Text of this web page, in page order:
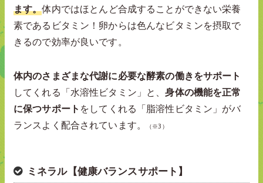
ます。体内ではほとんど合成することができない栄養
素であるビタミン！卵からは色んなビタミンを摂取で
きるので効率が良いです。
体内のさまざまな代謝に必要な酵素の働きをサポート
してくれる「水溶性ビタミン」と、身体の機能を正常
に保つサポート をしてくれる「脂溶性ビタミン」がバ
ランスよく配合されています。
（※3）
ミネラル【健康バランスサポート】